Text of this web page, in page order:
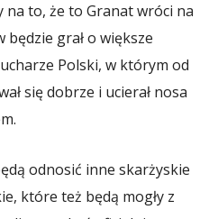
na to, że to Granat wróci na
grał o większe
Polski, w którym od
się dobrze i ucierał nosa
odnosić inne skarżyskie
które też będą mogły z